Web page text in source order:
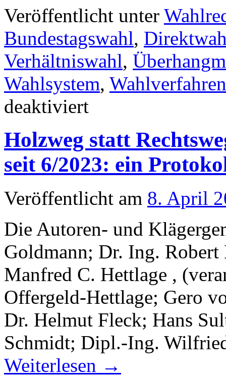
Veröffentlicht unter
Bundestagswahl,
Verhältniswahl,
Wahlsystem, Wahlverfahren
deaktiviert
Tollhaus?
Holzweg statt
seit 6/2023: ein
Veröffentlicht am 8. April
Die Autoren- und
Goldmann; Dr. Ing.
Manfred C. Hettlage ,
Offergeld-Hettlage; Gero
Dr. Helmut Fleck; Hans
Schmidt; Dipl.-Ing.
Weiterlesen →